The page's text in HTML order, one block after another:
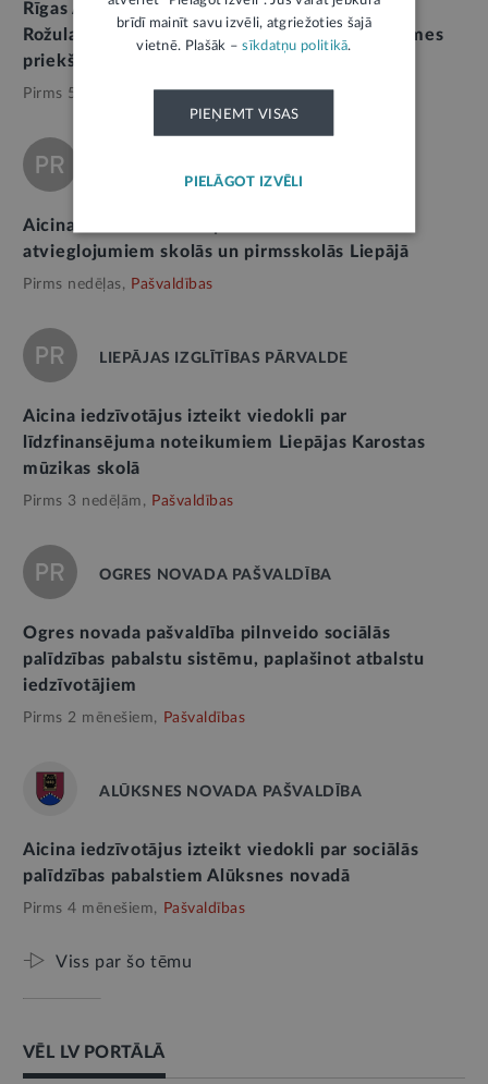
Rīgas Apkaimju alianses atklātā vēstule par E.
Rožulapas atstādināšanu no Būvniecības padomes
priekšsēdētājas amata
Pirms 5 mēnešiem, Pašvaldības
Aicina izteikt viedokli par ēdināšanas maksas
atvieglojumiem skolās un pirmsskolās Liepājā
Pirms nedēļas, Pašvaldības
LIEPĀJAS IZGLĪTĪBAS PĀRVALDE
Aicina iedzīvotājus izteikt viedokli par
līdzfinansējuma noteikumiem Liepājas Karostas
mūzikas skolā
Pirms 3 nedēļām, Pašvaldības
OGRES NOVADA PAŠVALDĪBA
Ogres novada pašvaldība pilnveido sociālās
palīdzības pabalstu sistēmu, paplašinot atbalstu
iedzīvotājiem
Pirms 2 mēnešiem, Pašvaldības
ALŪKSNES NOVADA PAŠVALDĪBA
Aicina iedzīvotājus izteikt viedokli par sociālās
palīdzības pabalstiem Alūksnes novadā
Pirms 4 mēnešiem, Pašvaldības
Viss par šo tēmu
VĒL LV PORTĀLĀ
brīdī mainīt savu izvēli, atgriežoties šajā
vietnē. Plašāk –sīkdatņu politikā.
PIEŅEMT VISAS
PIELĀGOT IZVĒLI